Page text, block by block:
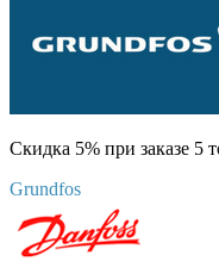
Скидка 5% при заказе 5
Grundfos